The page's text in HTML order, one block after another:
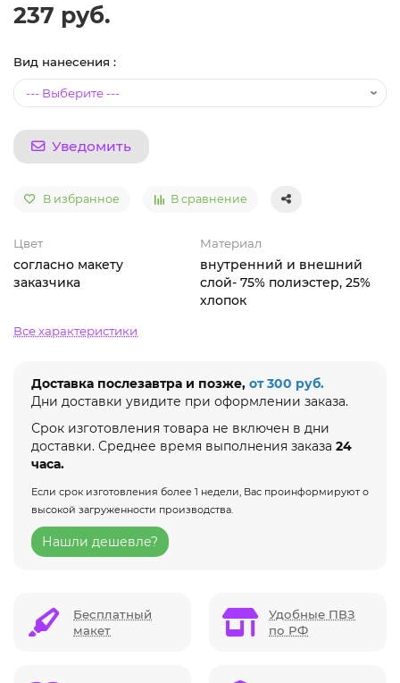
237 руб.
Вид нанесения :
Уведомить
В избранное В сравнение
Цвет
согласно макету
заказчика
Материал
внутренний и внешний
слой- 75% полиэстер, 25%
хлопок
Все характеристики
Доставка послезавтра и позже, от 300 руб.
Дни доставки увидите при оформлении заказа.
Срок изготовления товара не включен в дни
доставки. Среднее время выполнения заказа 24
часа.
Если срок изготовления более 1 недели, Вас проинформируют о
высокой загруженности производства.
Нашли дешевле?
Бесплатный
макет
Удобные ПВЗ
по РФ